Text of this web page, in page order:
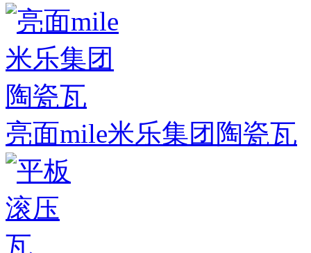
亮面mile米乐集团陶瓷瓦